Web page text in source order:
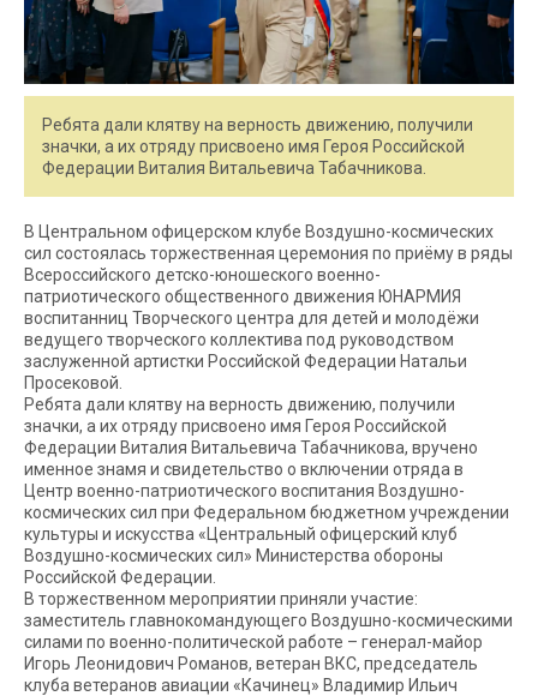
Ребята дали клятву на верность движению, получили
значки, а их отряду присвоено имя Героя Российской
Федерации Виталия Витальевича Табачникова.
В Центральном офицерском клубе Воздушно-космических
сил состоялась торжественная церемония по приёму в ряды
Всероссийского детско-юношеского военно-
патриотического общественного движения ЮНАРМИЯ
воспитанниц Творческого центра для детей и молодёжи
ведущего творческого коллектива под руководством
заслуженной артистки Российской Федерации Натальи
Просековой.
Ребята дали клятву на верность движению, получили
значки, а их отряду присвоено имя Героя Российской
Федерации Виталия Витальевича Табачникова, вручено
именное знамя и свидетельство о включении отряда в
Центр военно-патриотического воспитания Воздушно-
космических сил при Федеральном бюджетном учреждении
культуры и искусства «Центральный офицерский клуб
Воздушно-космических сил» Министерства обороны
Российской Федерации.
В торжественном мероприятии приняли участие:
заместитель главнокомандующего Воздушно-космическими
силами по военно-политической работе – генерал-майор
Игорь Леонидович Романов, ветеран ВКС, председатель
клуба ветеранов авиации «Качинец» Владимир Ильич